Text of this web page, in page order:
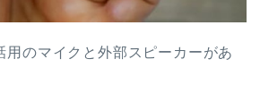
のマイクと外部スピーカーがあ